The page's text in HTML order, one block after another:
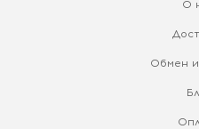
О
Обмен и